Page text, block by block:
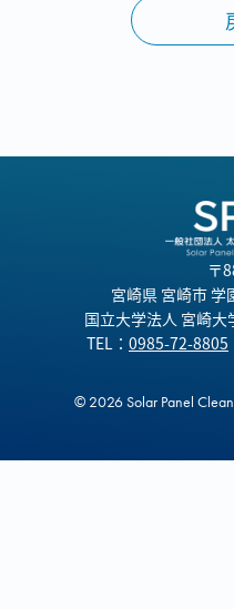
会員様ログイン
〒
宮崎県 宮崎市 学
国立大学法人 宮崎大
TEL： 0985-72-8805
© 2026 Solar Panel